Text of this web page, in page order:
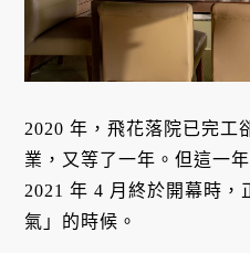
2020 年，飛花落院已完工
業，又等了一年。但這一
2021 年 4 月終於開幕時
氣」的時候。